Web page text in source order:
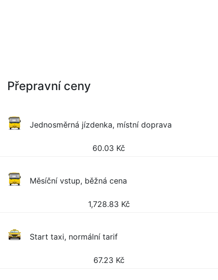
Přepravní ceny
Jednosměrná jízdenka, místní doprava
60.03 Kč
Měsíční vstup, běžná cena
1,728.83 Kč
Start taxi, normální tarif
67.23 Kč